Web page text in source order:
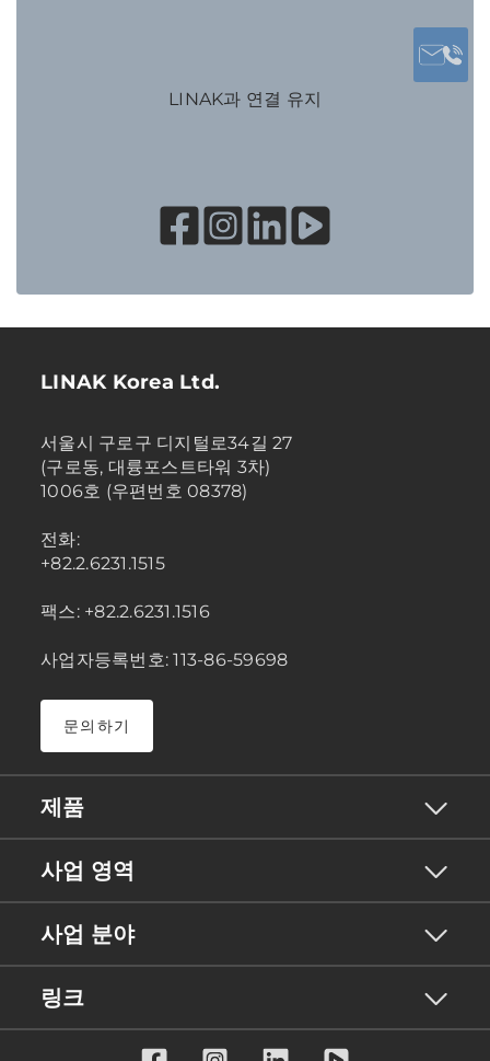
LINAK과 연결 유지
LINAK Korea Ltd.
서울시 구로구 디지털로34길 27
(구로동, 대륭포스트타워 3차)
1006호 (우편번호 08378)
전화:
+82.2.6231.1515
팩스: +82.2.6231.1516
사업자등록번호: 113-86-59698
문의하기
제품
사업 영역
사업 분야
링크